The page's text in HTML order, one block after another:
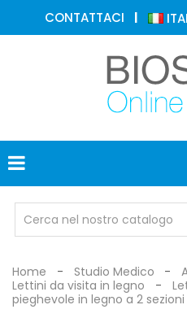
CONTATTACI
MEDICINA
ESTETICA
DERMATOLOGIA
FOTOTERAPIA
ELETTROMEDICALI
MEDICO
OCCHIALI
DI
Home Studio Medico
Lettini da visita in legno
pieghevole in legno a 2